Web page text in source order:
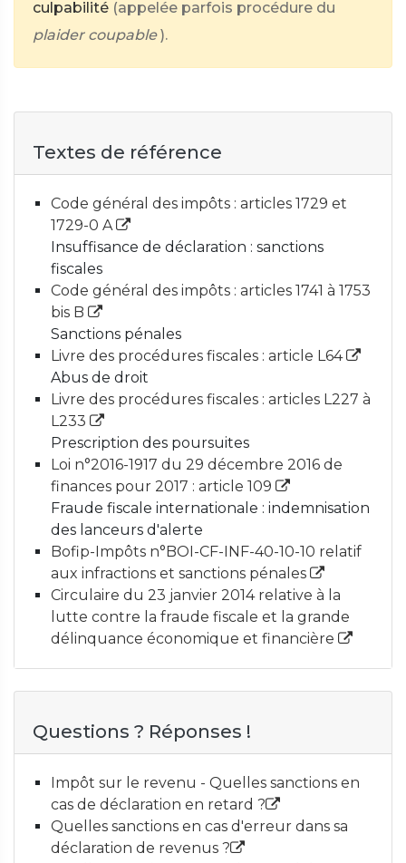
culpabilité (appelée parfois procédure du
plaider coupable ).
Textes de référence
Code général des impôts : articles 1729 et
1729-0 A
Insuffisance de déclaration : sanctions
fiscales
Code général des impôts : articles 1741 à 1753
bis B
Sanctions pénales
Livre des procédures fiscales : article L64
Abus de droit
Livre des procédures fiscales : articles L227 à
L233
Prescription des poursuites
Loi n°2016-1917 du 29 décembre 2016 de
finances pour 2017 : article 109
Fraude fiscale internationale : indemnisation
des lanceurs d'alerte
Bofip-Impôts n°BOI-CF-INF-40-10-10 relatif
aux infractions et sanctions pénales
Circulaire du 23 janvier 2014 relative à la
lutte contre la fraude fiscale et la grande
délinquance économique et financière
Questions ? Réponses !
Impôt sur le revenu - Quelles sanctions en
cas de déclaration en retard ?
Quelles sanctions en cas d'erreur dans sa
déclaration de revenus ?